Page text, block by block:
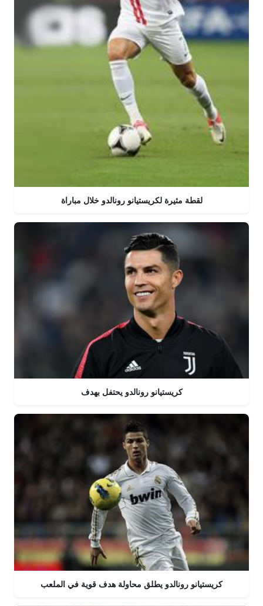
لقطة مثيرة لكريستيانو رونالدو خلال مباراة
كريستيانو رونالدو يحتفل بهدف
كريستيانو رونالدو يطلق محاولة هدف قوية في الملعب